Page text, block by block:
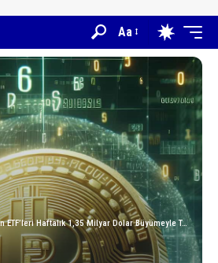
Aa
Haftalık 1,35 Milyar Dolar Büyümeyle Toparlanmaya Devam Ediyor